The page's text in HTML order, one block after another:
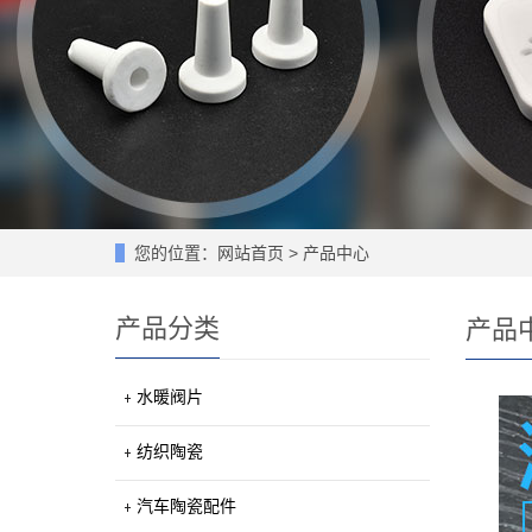
您的位置： 网站首页 > 产品中心
产品
产品分类
水暖阀片
纺织陶瓷
汽车陶瓷配件